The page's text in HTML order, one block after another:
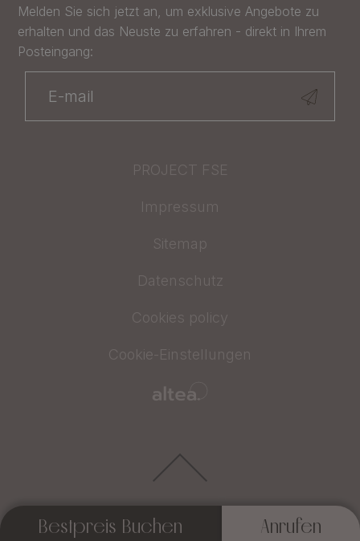
Melden Sie sich jetzt an, um exklusive Angebote zu
erhalten und das Neuste zu erfahren - direkt in Ihrem
Posteingang:
PROJECT FSE
Impressum
Sitemap
Datenschutz
Cookies policy
Cookie-Einstellungen
Bestpreis Buchen Anrufen